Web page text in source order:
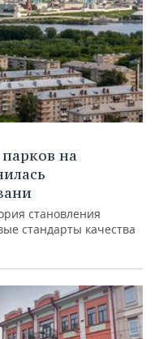
на
становления
стандарты качества